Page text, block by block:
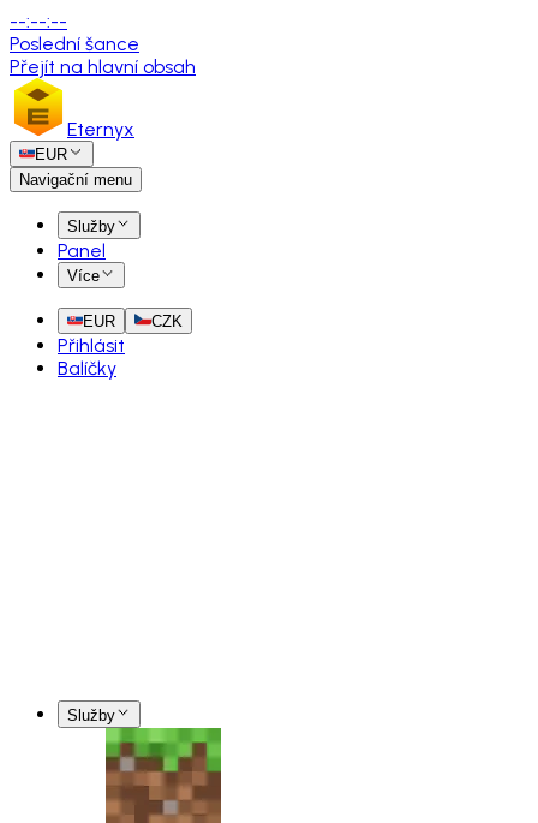
--:--:--
Poslední šance
Přejít na hlavní obsah
Eternyx
EUR
Navigační menu
Služby
Panel
Více
EUR CZK
Přihlásit
Balíčky
Služby